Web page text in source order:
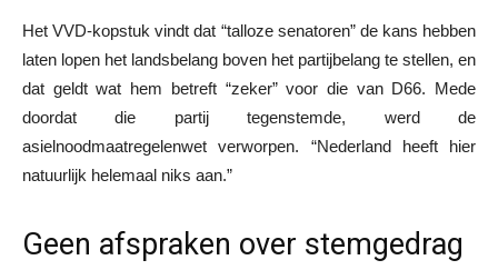
Het VVD-kopstuk vindt dat “talloze senatoren” de kans hebben
laten lopen het landsbelang boven het partijbelang te stellen, en
dat geldt wat hem betreft “zeker” voor die van D66. Mede
doordat die partij tegenstemde, werd de
asielnoodmaatregelenwet verworpen. “Nederland heeft hier
natuurlijk helemaal niks aan.”
Geen afspraken over stemgedrag